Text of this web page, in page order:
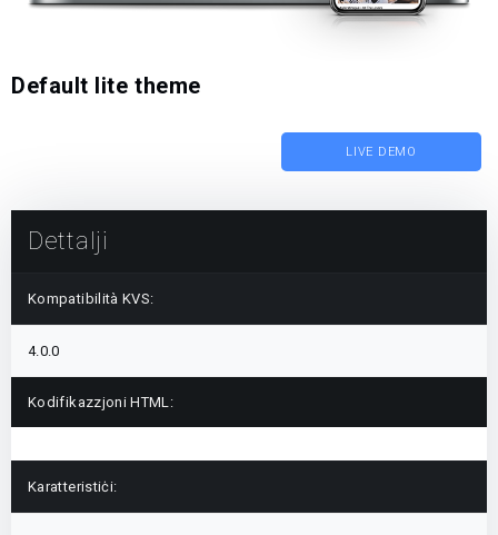
Default lite theme
LIVE DEMO
Dettalji
Kompatibilità KVS:
4.0.0
Kodifikazzjoni HTML:
Karatteristiċi: